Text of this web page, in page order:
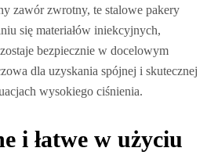
zawór zwrotny, te stalowe pakery
się materiałów iniekcyjnych,
bezpiecznie w docelowym
dla uzyskania spójnej i skutecznej
wysokiego ciśnienia.
i łatwe w użyciu